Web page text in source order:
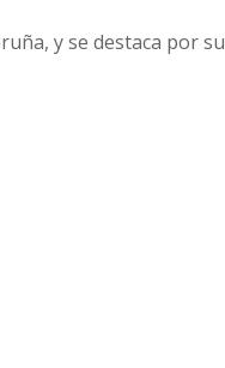
y se destaca por su